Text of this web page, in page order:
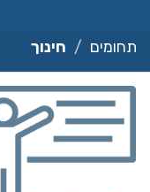
תחומים חינוך